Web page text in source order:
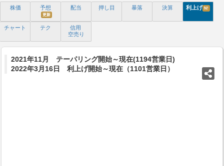
株価 予想
更新
配当 押し目 暴落 決算 利上げ N!
チャート テク
信用
空売り
2021年11月 テーパリング開始～現在(1194営業日)
2022年3月16日 利上げ開始～現在（1101営業日）